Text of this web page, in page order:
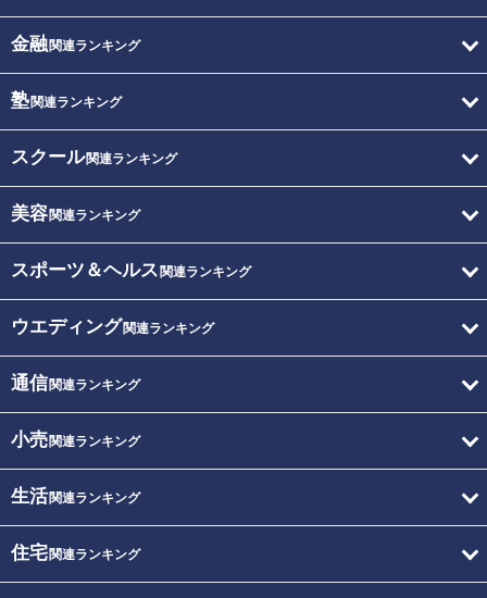
金融関連ランキング
塾関連ランキング
スクール関連ランキング
美容関連ランキング
スポーツ＆ヘルス 関連ランキング
ウエディング関連ランキング
通信関連ランキング
小売関連ランキング
生活関連ランキング
住宅関連ランキング